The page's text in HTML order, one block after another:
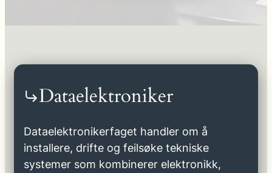
Dataelektroniker
Dataelektronikerfaget handler om å
installere, drifte og feilsøke tekniske
systemer som kombinerer elektronikk,